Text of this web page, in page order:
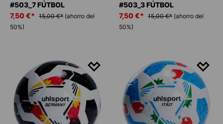
#503_7 FÚTBOL
7,50 €* 15,00 €* (ahorro del
50%)
#503_3 FÚTBOL
7,50 €* 15,00 €* (ahorro del
50%)